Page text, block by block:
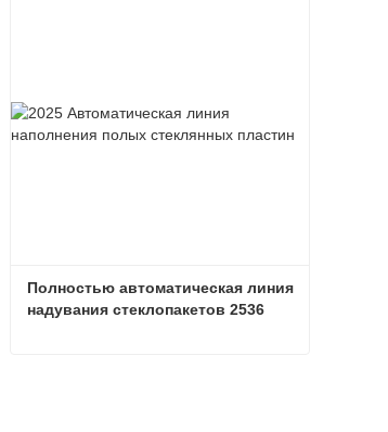
Полностью автоматическая линия
надувания стеклопакетов 2536